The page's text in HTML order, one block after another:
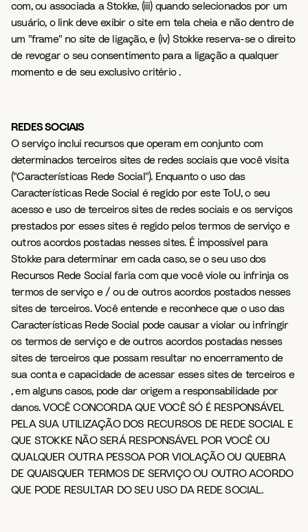
com, ou associada a Stokke, (iii) quando selecionados por um
usuário, o link deve exibir o site em tela cheia e não dentro de
um "frame" no site de ligação, e (iv) Stokke reserva-se o direito
de revogar o seu consentimento para a ligação a qualquer
momento e de seu exclusivo critério .
REDES SOCIAIS
O serviço inclui recursos que operam em conjunto com
determinados terceiros sites de redes sociais que você visita
("Características Rede Social"). Enquanto o uso das
Características Rede Social é regido por este ToU, o seu
acesso e uso de terceiros sites de redes sociais e os serviços
prestados por esses sites é regido pelos termos de serviço e
outros acordos postadas nesses sites. É impossível para
Stokke para determinar em cada caso, se o seu uso dos
Recursos Rede Social faria com que você viole ou infrinja os
termos de serviço e / ou de outros acordos postados nesses
sites de terceiros. Você entende e reconhece que o uso das
Características Rede Social pode causar a violar ou infringir
os termos de serviço e de outros acordos postadas nesses
sites de terceiros que possam resultar no encerramento de
sua conta e capacidade de acessar esses sites de terceiros e
, em alguns casos, pode dar origem a responsabilidade por
danos. VOCÊ CONCORDA QUE VOCÊ SÓ É RESPONSÁVEL
PELA SUA UTILIZAÇÃO DOS RECURSOS DE REDE SOCIAL E
QUE STOKKE NÃO SERÁ RESPONSÁVEL POR VOCÊ OU
QUALQUER OUTRA PESSOA POR VIOLAÇÃO OU QUEBRA
DE QUAISQUER TERMOS DE SERVIÇO OU OUTRO ACORDO
QUE PODE RESULTAR DO SEU USO DA REDE SOCIAL.